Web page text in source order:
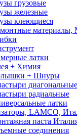
грузовые
железные
клеющиеся
материалы,
латки
+ Химия
+ Шнуры
диагональные
радиальные
латки
LAMCO,
паста
соединения